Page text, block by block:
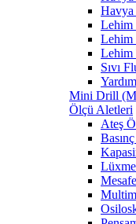
Havya
Lehim
Lehim
Lehim
Sıvı
Mini Drill
Ölçü Aletleri
Ateş